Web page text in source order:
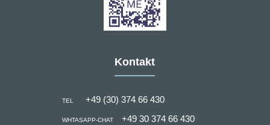
Kontakt
TEL +49 (30) 374 66 430
WHTASAPP-CHAT +49 30 374 66 430